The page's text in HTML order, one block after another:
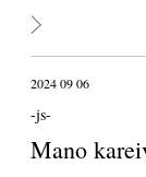
2024 09 06
-js-
Mano